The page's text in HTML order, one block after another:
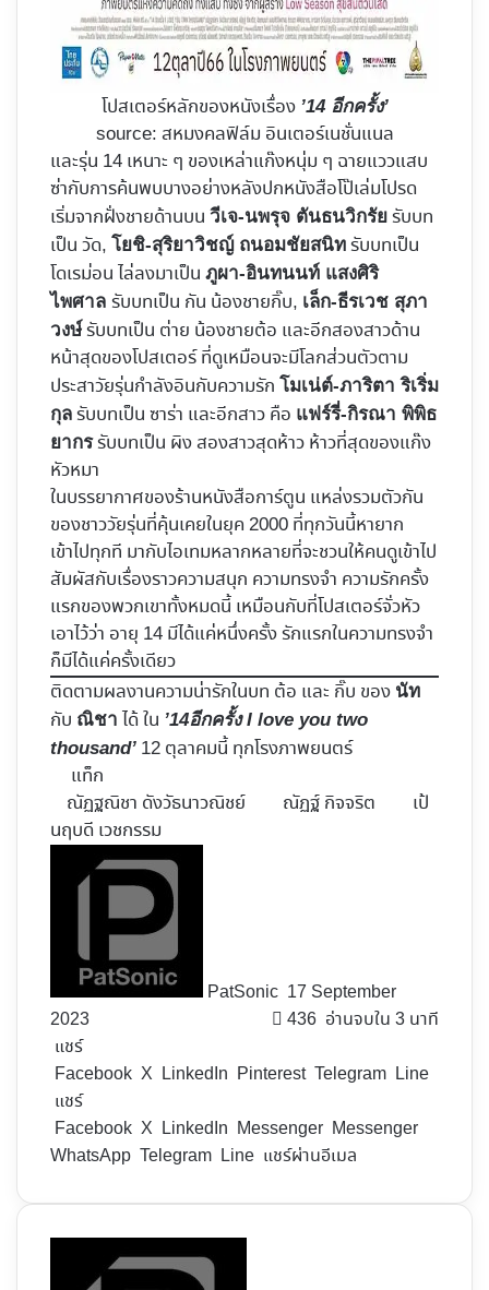
โปสเตอร์หลักของหนังเรื่อง ’14 อีกครั้ง’
source: สหมงคลฟิล์ม อินเตอร์เนชั่นแนล
และรุ่น 14 เหนาะ ๆ ของเหล่าแก๊งหนุ่ม ๆ ฉายแววแสบ
ซ่ากับการค้นพบบางอย่างหลังปกหนังสือโป๊เล่มโปรด
เริ่มจากฝั่งชายด้านบน วีเจ-นพรุจ ตันธนวิกรัย รับบท
เป็น วัด, โยชิ-สุริยาวิชญ์ ถนอมชัยสนิท รับบทเป็น
โดเรม่อน ไล่ลงมาเป็น ภูผา-อินทนนท์ แสงศิริ
ไพศาล รับบทเป็น กัน น้องชายกิ๊บ, เล็ก-ธีรเวช สุภา
วงษ์ รับบทเป็น ต่าย น้องชายต้อ และอีกสองสาวด้าน
หน้าสุดของโปสเตอร์ ที่ดูเหมือนจะมีโลกส่วนตัวตาม
ประสาวัยรุ่นกำลังอินกับความรัก โมเน่ต์-ภาริตา ริเริ่ม
กุล รับบทเป็น ซาร่า และอีกสาว คือ แฟร์รี่-กิรณา พิพิธ
ยากรรับบทเป็น ผิง สองสาวสุดห้าว ห้าวที่สุดของแก๊ง
หัวหมา
ในบรรยากาศของร้านหนังสือการ์ตูน แหล่งรวมตัวกัน
ของชาววัยรุ่นที่คุ้นเคยในยุค 2000 ที่ทุกวันนี้หายาก
เข้าไปทุกที มากับไอเทมหลากหลายที่จะชวนให้คนดูเข้าไป
สัมผัสกับเรื่องราวความสนุก ความทรงจำ ความรักครั้ง
แรกของพวกเขาทั้งหมดนี้ เหมือนกับที่โปสเตอร์จั่วหัว
เอาไว้ว่า อายุ 14 มีได้แค่หนึ่งครั้ง รักแรกในความทรงจำ
ก็มีได้แค่ครั้งเดียว
ติดตามผลงานความน่ารักในบท ต้อ และ กิ๊บ ของ นัท
กับ ณิชา ได้ ใน ’14อีกครั้ง I love you two
thousand’ 12 ตุลาคมนี้ ทุกโรงภาพยนตร์
แท็ก
ณัฏฐณิชา ดังวัธนาวณิชย์
ณัฏฐ์ กิจจริต
เป้
นฤบดี เวชกรรม
PatSonic 17 September
2023
436 อ่านจบใน 3 นาที
แชร์
Facebook X LinkedIn Pinterest Telegram Line
แชร์
Facebook X LinkedIn Messenger Messenger
WhatsApp Telegram Line แชร์ผ่านอีเมล